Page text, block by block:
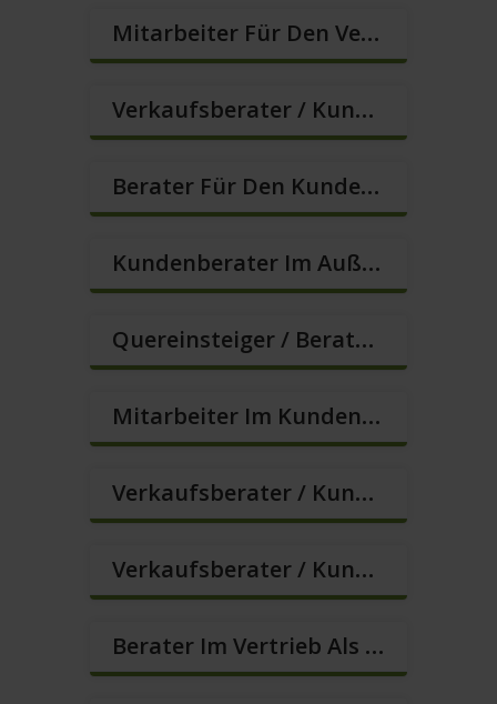
Mitarbeiter Für Den Verkauf / Quereinsteiger (m/w/d)
Verkaufsberater / Kundenberater In VZ/TZ (m/w/d)
Berater Für Den Kundenservice (m/w/d)
Kundenberater Im Außendienst – Direktvertrieb (m/w/d)
Quereinsteiger / Berater Im Vertrieb In VZ/TZ (m/w/d)
Mitarbeiter Im Kundenservice (Quereinstieg Möglich!) (m/w/d)
Verkaufsberater / Kundenberater In VZ/TZ (m/w/d)
Verkaufsberater / Kundenberater, Auch Ohne Ausbildung Möglich (m/w/d)
Berater Im Vertrieb Als Sofortanstellung (m/w/d)